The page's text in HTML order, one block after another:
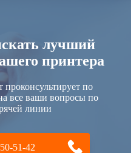
лучший
принтера
по
все ваши вопросы по
линии
51-42